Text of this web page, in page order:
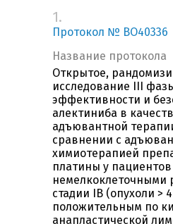
1.
Протокол № BO40336
Название протокола
Открытое,
исследование III
эффективности и
алектиниба в
адъювантной
сравнении с
химиотерапией
платины у пациентов
немелкоклеточными
стадии IB (опухоли >
положительным по
анапластической